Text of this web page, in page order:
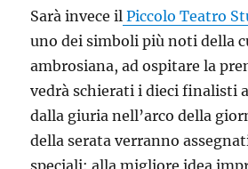
Sarà invece il Piccolo Teatro
uno dei simboli più noti della
ambrosiana, ad ospitare la
vedrà schierati i dieci finalisti
dalla giuria nell’arco della
della serata verranno
speciali: alla migliore idea